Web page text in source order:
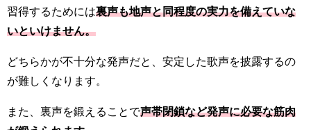
習得するためには裏声も地声と同程度の実力を備えていな
いといけません。
どちらかが不十分な発声だと、安定した歌声を披露するの
が難しくなります。
また、裏声を鍛えることで声帯閉鎖など発声に必要な筋肉